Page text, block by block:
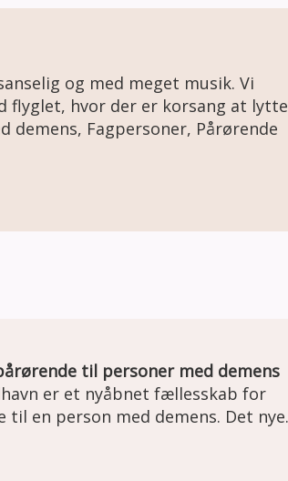
og med meget musik. Vi
flyglet, hvor der er korsang at lytte
med på. Gudstjenesten er
at give hjertevarme og mod til
demens, Fagpersoner, Pårørende
til personer med demens
er et nyåbnet fællesskab for
en person med demens. Det nye
frirum, hvor mænd kan mødes
samtaler og fællesskab.